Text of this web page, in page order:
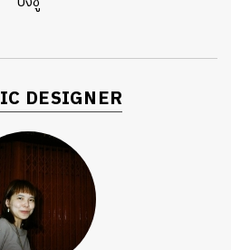
DESIGNER